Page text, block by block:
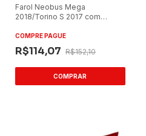
Farol Neobus Mega
2018/Torino S 2017 com
COMPRE PAGUE
R$114,07 R$152,10